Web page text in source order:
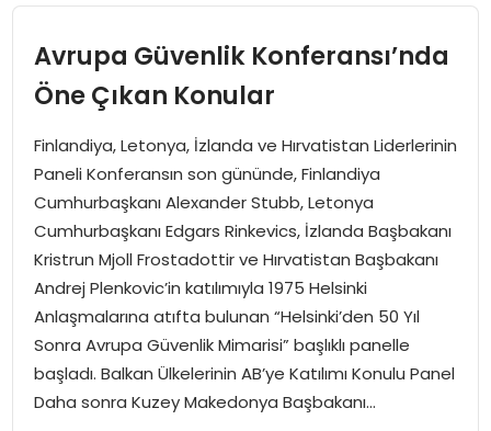
TEKNOLOJI
SPOR
EKONOMI
SIYASET
EĞITIM
YAŞAM
Avrupa Güvenlik Konferansı’nda
Öne Çıkan Konular
Finlandiya, Letonya, İzlanda ve Hırvatistan Liderlerinin
Paneli Konferansın son gününde, Finlandiya
Cumhurbaşkanı Alexander Stubb, Letonya
Cumhurbaşkanı Edgars Rinkevics, İzlanda Başbakanı
Kristrun Mjoll Frostadottir ve Hırvatistan Başbakanı
Andrej Plenkovic’in katılımıyla 1975 Helsinki
Anlaşmalarına atıfta bulunan “Helsinki’den 50 Yıl
Sonra Avrupa Güvenlik Mimarisi” başlıklı panelle
başladı. Balkan Ülkelerinin AB’ye Katılımı Konulu Panel
Daha sonra Kuzey Makedonya Başbakanı…